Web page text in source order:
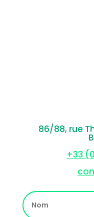
86/88, rue
+33